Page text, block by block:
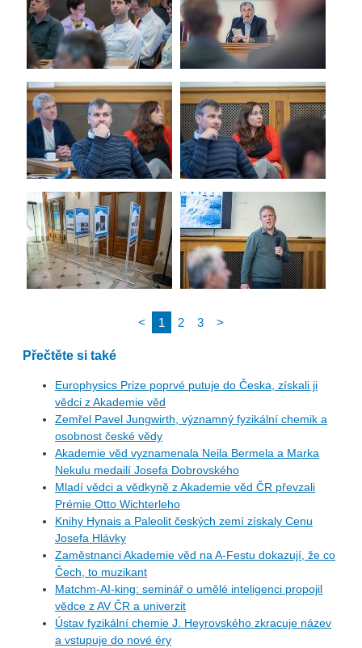
< 1 2 3 >
Přečtěte si také
Europhysics Prize poprvé putuje do Česka, získali ji
vědci z Akademie věd
Zemřel Pavel Jungwirth, významný fyzikální chemik a
osobnost české vědy
Akademie věd vyznamenala Neila Bermela a Marka
Nekulu medailí Josefa Dobrovského
Mladí vědci a vědkyně z Akademie věd ČR převzali
Prémie Otto Wichterleho
Knihy Hynais a Paleolit českých zemí získaly Cenu
Josefa Hlávky
Zaměstnanci Akademie věd na A-Festu dokazují, že co
Čech, to muzikant
Matchm-AI-king: seminář o umělé inteligenci propojil
vědce z AV ČR a univerzit
Ústav fyzikální chemie J. Heyrovského zkracuje název
a vstupuje do nové éry